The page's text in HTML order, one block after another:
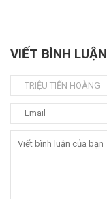
VIẾT BÌNH LUẬN